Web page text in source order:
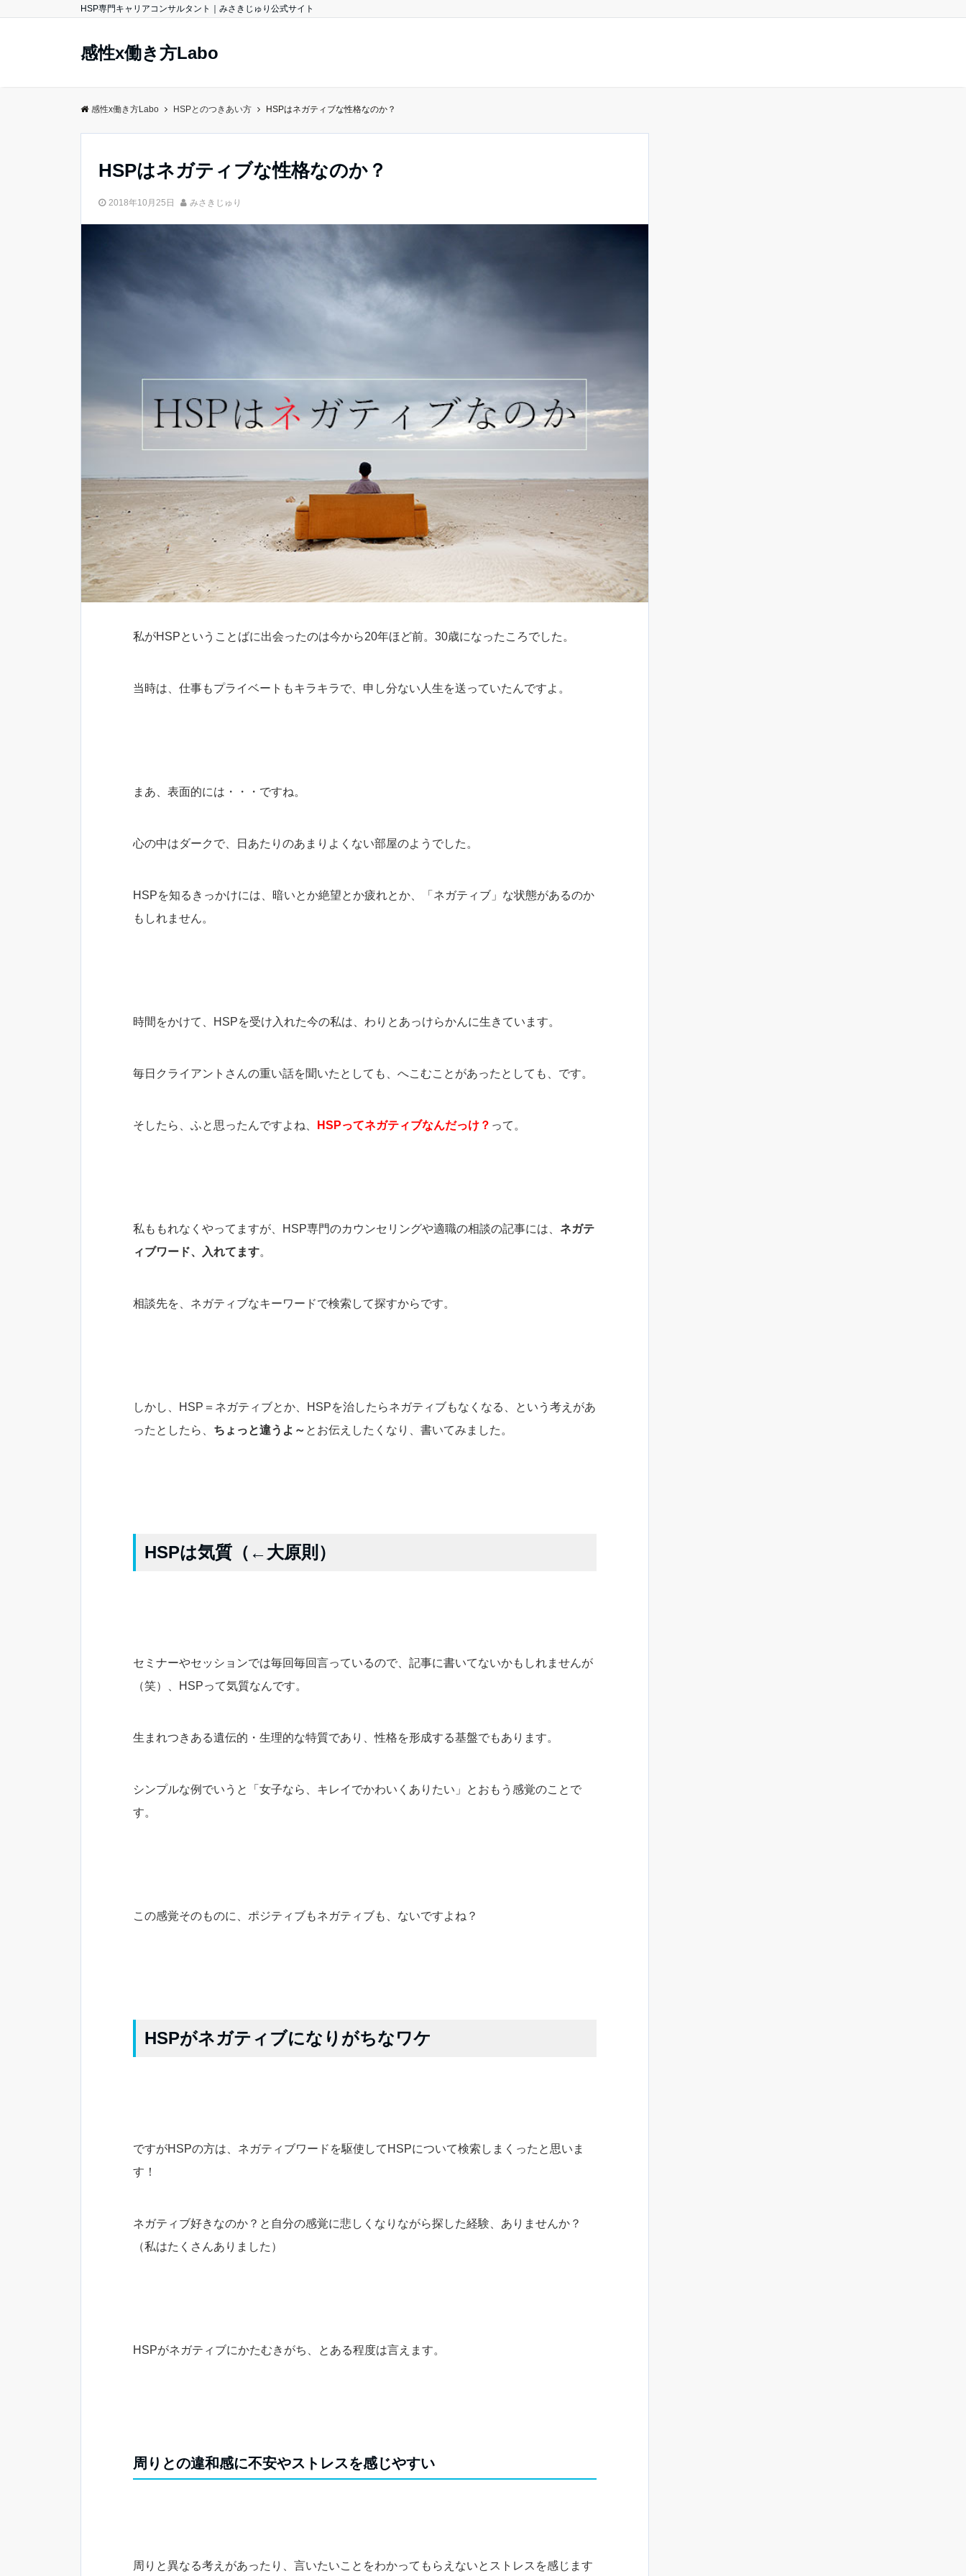
HSP専門キャリアコンサルタント｜みさきじゅり公式サイト
感性x働き方Labo
感性x働き方Labo HSPとのつきあい方 HSPはネガティブな性格なのか？
HSPはネガティブな性格なのか？
2018年10月25日 みさきじゅり
私がHSPということばに出会ったのは今から20年ほど前。30歳になったころでした。
当時は、仕事もプライベートもキラキラで、申し分ない人生を送っていたんですよ。
まあ、表面的には・・・ですね。
心の中はダークで、日あたりのあまりよくない部屋のようでした。
HSPを知るきっかけには、暗いとか絶望とか疲れとか、「ネガティブ」な状態があるのか
もしれません。
時間をかけて、HSPを受け入れた今の私は、わりとあっけらかんに生きています。
毎日クライアントさんの重い話を聞いたとしても、へこむことがあったとしても、です。
そしたら、ふと思ったんですよね、 HSPってネガティブなんだっけ？ って。
私ももれなくやってますが、HSP専門のカウンセリングや適職の相談の記事には、 ネガテ
ィブワード、入れてます。
相談先を、ネガティブなキーワードで検索して探すからです。
しかし、HSP＝ネガティブとか、HSPを治したらネガティブもなくなる、という考えがあ
ったとしたら、 ちょっと違うよ～ とお伝えしたくなり、書いてみました。
HSPは気質（←大原則）
セミナーやセッションでは毎回毎回言っているので、記事に書いてないかもしれませんが
（笑）、HSPって気質なんです。
生まれつきある遺伝的・生理的な特質であり、性格を形成する基盤でもあります。
シンプルな例でいうと「女子なら、キレイでかわいくありたい」とおもう感覚のことで
す。
この感覚そのものに、ポジティブもネガティブも、ないですよね？
HSPがネガティブになりがちなワケ
ですがHSPの方は、ネガティブワードを駆使してHSPについて検索しまくったと思いま
す！
ネガティブ好きなのか？と自分の感覚に悲しくなりながら探した経験、ありませんか？
（私はたくさんありました）
HSPがネガティブにかたむきがち、とある程度は言えます。
周りとの違和感に不安やストレスを感じやすい
周りと異なる考えがあったり、言いたいことをわかってもらえないとストレスを感じます